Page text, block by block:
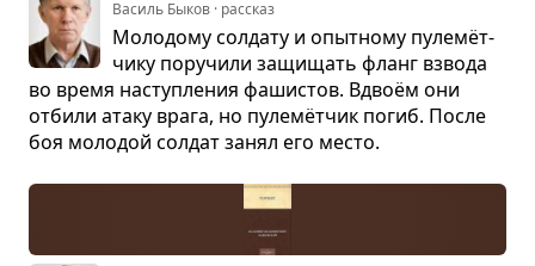
Василь Быков · рассказ
Моло­дому сол­дату и опыт­ному пулемёт­
чику пору­чили защи­щать фланг взвода
во время наступ­ле­ния фаши­стов. Вдвоём они
отбили атаку врага, но пулемёт­чик погиб. После
боя моло­дой сол­дат занял его место.